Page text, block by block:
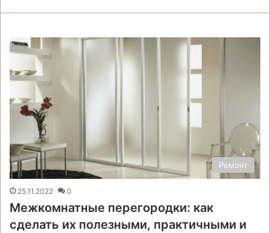
Ремонт
25.11.2022 0
Межкомнатные перегородки: как
сделать их полезными, практичными и